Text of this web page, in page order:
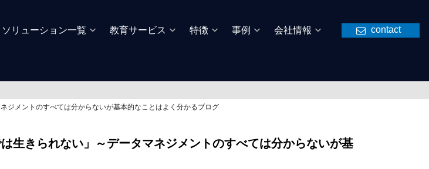
ソリューション一覧 教育サービス 特徴 事例 会社情報 contact
ジメントのすべては分からないが基本的なことはよく分かるブログ
生きられない」～データマネジメントのすべては分からないが基